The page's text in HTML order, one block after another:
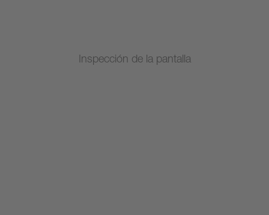
Inspección de la pantalla